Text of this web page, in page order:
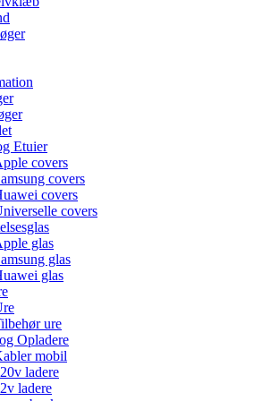
Etuier
covers
covers
covers
covers
glas
glas
glas
ure
Opladere
mobil
ladere
ladere